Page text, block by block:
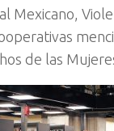
Mexicano,
de las